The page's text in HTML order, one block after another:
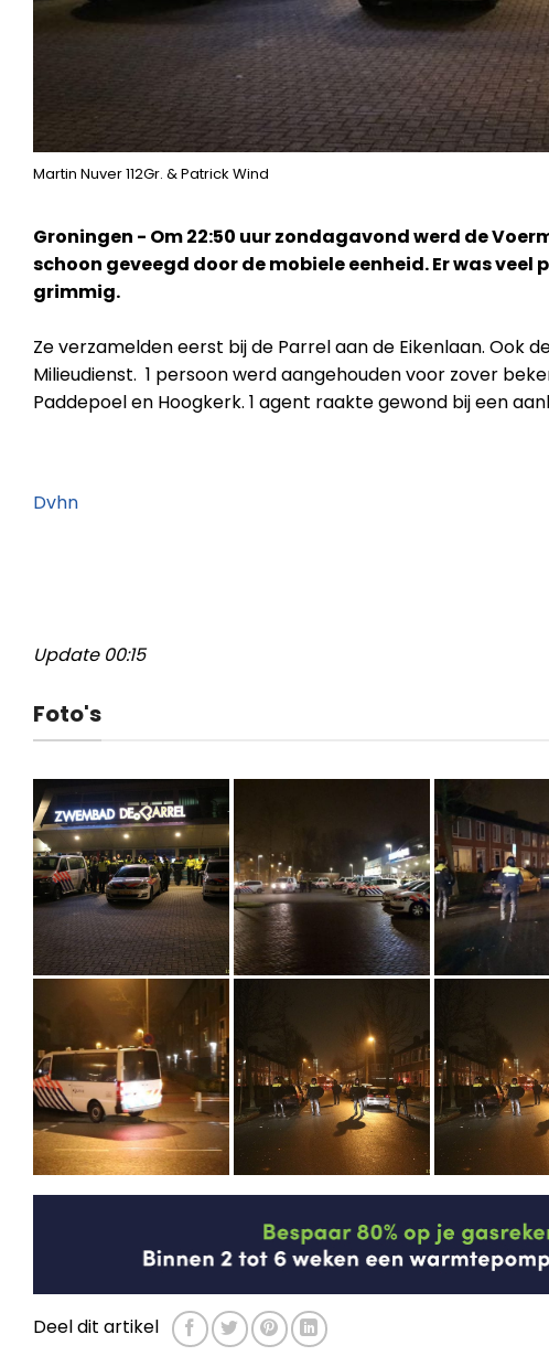
Martin Nuver 112Gr. & Patrick Wind
Groningen - Om 22:50 uur zondagavond werd de
schoon geveegd door de mobiele eenheid. Er was veel
grimmig.
Ze verzamelden eerst bij de Parrel aan de Eikenlaan. Ook
Milieudienst. 1 persoon werd aangehouden voor zover
Paddepoel en Hoogkerk. 1 agent raakte gewond bij een
Dvhn
Update 00:15
Foto's
Deel dit artikel